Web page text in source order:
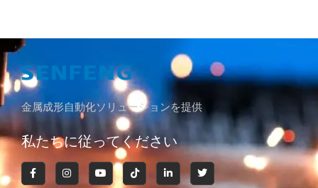
金属成形自動化ソリューションを提供
私たちに従ってください